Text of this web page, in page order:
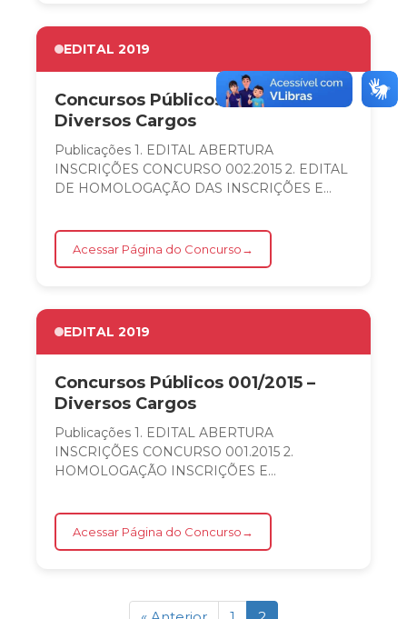
EDITAL 2019
Concursos Públicos 002/2015 –
Diversos Cargos
Publicações 1. EDITAL ABERTURA
INSCRIÇÕES CONCURSO 002.2015 2. EDITAL
DE HOMOLOGAÇÃO DAS INSCRIÇÕES E
CONCURSO 002.2015...
Acessar Página do Concurso→
EDITAL 2019
Concursos Públicos 001/2015 –
Diversos Cargos
Publicações 1. EDITAL ABERTURA
INSCRIÇÕES CONCURSO 001.2015 2.
HOMOLOGAÇÃO INSCRIÇÕES E
3. EDITAL RESULTADO RECURSO E...
Acessar Página do Concurso→